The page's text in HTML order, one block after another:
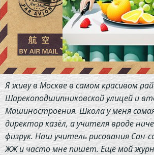
Я живу в Москве в самом красивом
Шарекоподшипниковской улицей и
Машиностроения. Школа у меня
директор казёл, а учителя вроде
физрук. Наш учитель рисования
ЖЖ и часто мне пишет. Ещё мой